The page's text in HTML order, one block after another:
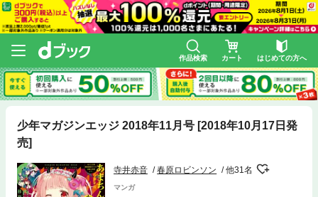
作品検索 カート はじめての方へ
少年マガジンエッジ 2018年11月号 [2018年10月17日発
売]
寺井赤音 春原ロビンソン 他31名
マンガ